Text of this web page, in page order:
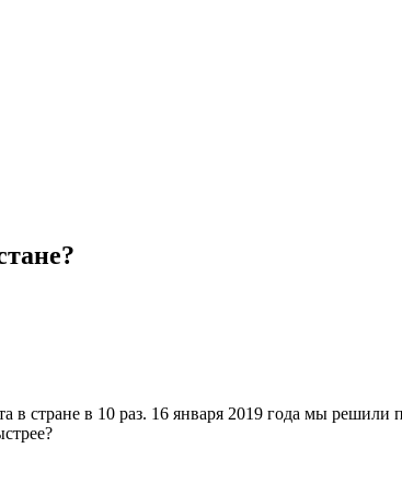
стране в 10 раз. 16 января 2019 года мы решили